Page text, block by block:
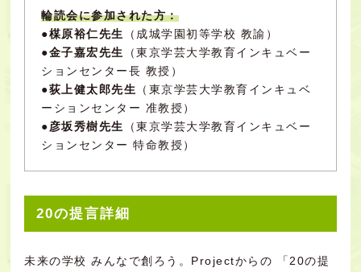
輪読会に参加された方：
●楳原裕仁先生 （成城学園初等学校 教諭）
●金子嘉宏先生 （東京学芸大学教育インキュベー
ションセンター長 教授）
●荻上健太郎先生 （東京学芸大学教育インキュベ
ーションセンター 准教授）
●彦坂秀樹先生 （東京学芸大学教育インキュベー
ションセンター 特命教授）
20の提言詳細
未来の学校 みんなで創ろう。Projectからの 「20の提